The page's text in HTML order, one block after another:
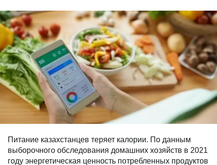
Питание казахстанцев теряет калории. По данным
выборочного обследования домашних хозяйств в 2021
году энергетическая ценность потребленных продуктов